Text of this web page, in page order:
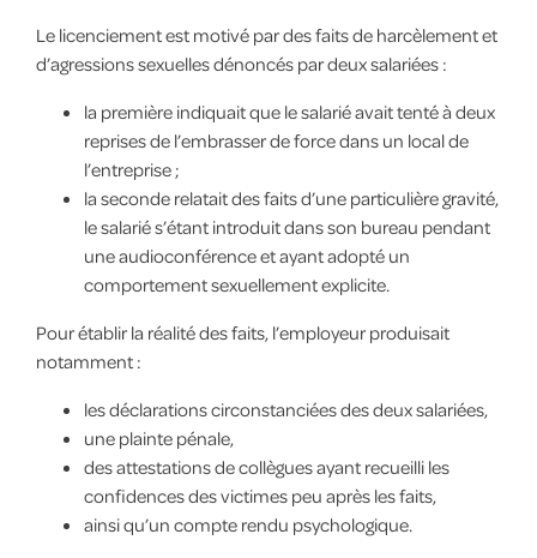
Le licenciement est motivé par des faits de harcèlement et
d’agressions sexuelles dénoncés par deux salariées :
la première indiquait que le salarié avait tenté à deux
reprises de l’embrasser de force dans un local de
l’entreprise ;
la seconde relatait des faits d’une particulière gravité,
le salarié s’étant introduit dans son bureau pendant
une audioconférence et ayant adopté un
comportement sexuellement explicite.
Pour établir la réalité des faits, l’employeur produisait
notamment :
les déclarations circonstanciées des deux salariées,
une plainte pénale,
des attestations de collègues ayant recueilli les
confidences des victimes peu après les faits,
ainsi qu’un compte rendu psychologique.